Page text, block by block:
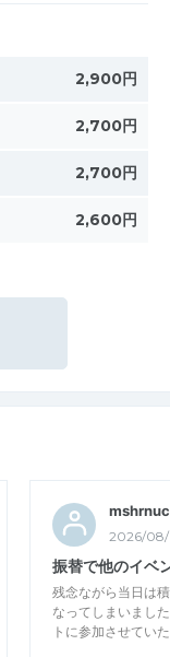
2,900円
2,700円
2,700円
2,600円
mshrnuc
2026/
振替で他のイベ
残念ながら当日は
なってしまいまし
トに参加させてい